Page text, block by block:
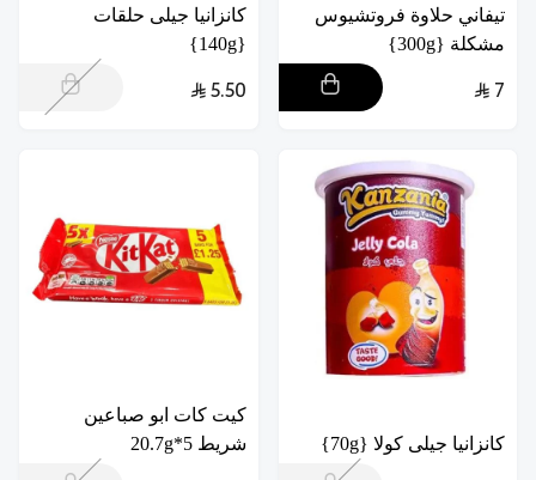
تيفاني حلاوة فروتشيوس
مشكلة {300g}
7
كانزانيا جيلى حلقات
{140g}
5.50
كانزانيا جيلى كولا {70g}
كيت كات ابو صباعين
شريط 5*20.7g